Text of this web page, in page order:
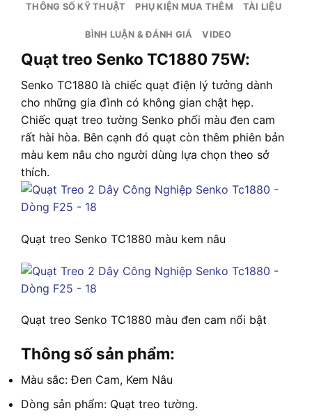
THÔNG SỐ KỸ THUẬT PHỤ KIỆN MUA THÊM TÀI LIỆU
BÌNH LUẬN & ĐÁNH GIÁ VIDEO
Quạt treo Senko TC1880 75W:
Senko TC1880 là chiếc quạt điện lý tưởng dành
cho những gia đình có không gian chật hẹp.
Chiếc quạt treo tường Senko phối màu đen cam
rất hài hòa. Bên cạnh đó quạt còn thêm phiên bản
màu kem nâu cho người dùng lựa chọn theo sở
thích.
Quạt treo Senko TC1880 màu kem nâu
Quạt treo Senko TC1880 màu đen cam nổi bật
Thông số sản phẩm:
Màu sắc: Đen Cam, Kem Nâu
Dòng sản phẩm: Quạt treo tường.